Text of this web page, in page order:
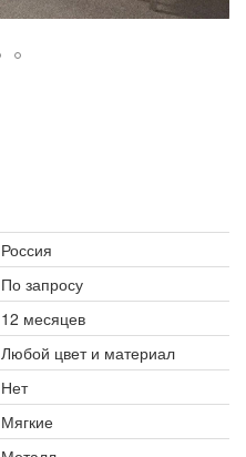
Россия
По запросу
12 месяцев
Любой цвет и материал
Нет
Мягкие